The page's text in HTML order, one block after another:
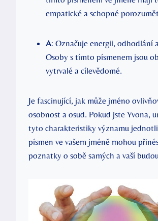
empatické a schopné
A: Označuje energii, odhodlání
Osoby s tímto písmenem jsou
vytrvalé a cílevědomé.
Je fascinující, jak může jméno
osobnost a osud. Pokud jste Yvona,
tyto charakteristiky významu
písmen ve vašem jméně mohou
poznatky o sobě samých a vaší